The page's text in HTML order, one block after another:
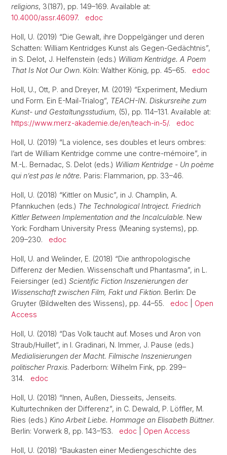
religions, 3(187), pp. 149–169. Available at:
10.4000/assr.46097. edoc
Holl, U. (2019) “Die Gewalt, ihre Doppelgänger und deren
Schatten: William Kentridges Kunst als Gegen-Gedächtnis”,
in S. Delot, J. Helfenstein (eds.) William Kentridge. A Poem
That Is Not Our Own. Köln: Walther König, pp. 45–65. edoc
Holl, U., Ott, P. and Dreyer, M. (2019) “Experiment, Medium
und Form. Ein E-Mail-Trialog”, TEACH-IN. Diskursreihe zum
Kunst- und Gestaltungsstudium, (5), pp. 114–131. Available at:
https://www.merz-akademie.de/en/teach-in-5/. edoc
Holl, U. (2019) “La violence, ses doubles et leurs ombres:
l’art de William Kentridge comme une contre-mémoire”, in
M.-L. Bernadac, S. Delot (eds.) William Kentridge - Un poème
qui n’est pas le nôtre. Paris: Flammarion, pp. 33–46.
Holl, U. (2018) “Kittler on Music”, in J. Champlin, A.
Pfannkuchen (eds.) The Technological Introject. Friedrich
Kittler Between Implementation and the Incalculable. New
York: Fordham University Press (Meaning systems), pp.
209–230. edoc
Holl, U. and Welinder, E. (2018) “Die anthropologische
Differenz der Medien. Wissenschaft und Phantasma”, in L.
Feiersinger (ed.) Scientific Fiction Inszenierungen der
Wissenschaft zwischen Film, Fakt und Fiktion. Berlin: De
Gruyter (Bildwelten des Wissens), pp. 44–55. edoc
Open
Access
Holl, U. (2018) “Das Volk taucht auf. Moses und Aron von
Straub/Huillet”, in I. Gradinari, N. Immer, J. Pause (eds.)
Medialisierungen der Macht. Filmische Inszenierungen
politischer Praxis. Paderborn: Wilhelm Fink, pp. 299–
314. edoc
Holl, U. (2018) “Innen, Außen, Diesseits, Jenseits.
Kulturtechniken der Differenz”, in C. Dewald, P. Löffler, M.
Ries (eds.) Kino Arbeit Liebe. Hommage an Elisabeth Büttner.
Berlin: Vorwerk 8, pp. 143–153. edoc Open Access
Holl, U. (2018) “Baukasten einer Mediengeschichte des